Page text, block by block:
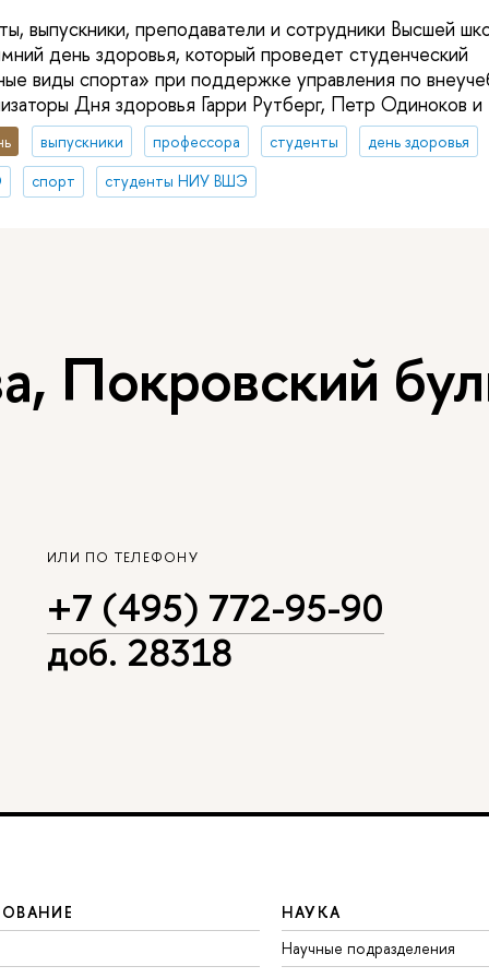
выпускники, преподаватели и сотрудники Высшей
день здоровья, который проведет студенческий
виды спорта» при поддержке управления по
Дня здоровья Гарри Рутберг, Петр Одиноков и
выпускники профессора студенты
день здоровья
спорт студенты НИУ ВШЭ
Покровский
ИЛИ ПО ТЕЛЕФОНУ
+7 (495) 772-95-90
доб. 28318
НАУКА
Научные подразделения